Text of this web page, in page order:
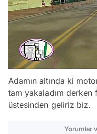
Adamın altında ki
tam yakaladım derken
üstesinden geliriz biz.
Yorumlar